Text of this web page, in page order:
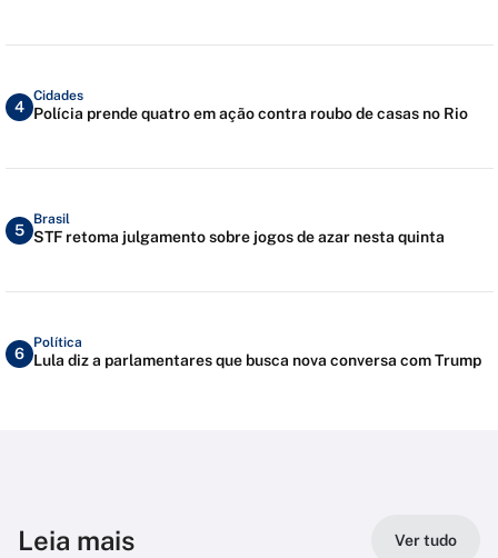
4
Cidades
Polícia prende quatro em ação contra roubo de casas no Rio
5
Brasil
STF retoma julgamento sobre jogos de azar nesta quinta
6
Política
Lula diz a parlamentares que busca nova conversa com Trump
Leia mais Ver tudo